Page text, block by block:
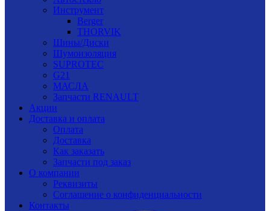
Инструмент
Berger
THORVIK
Шины/Диски
Шумоизоляция
SUPROTEC
G21
МАСЛА
Запчасти RENAULT
Акции
Доставка и оплата
Оплата
Доставка
Как заказать
Запчасти под заказ
О компании
Реквизиты
Соглашение о конфиденциальности
Контакты